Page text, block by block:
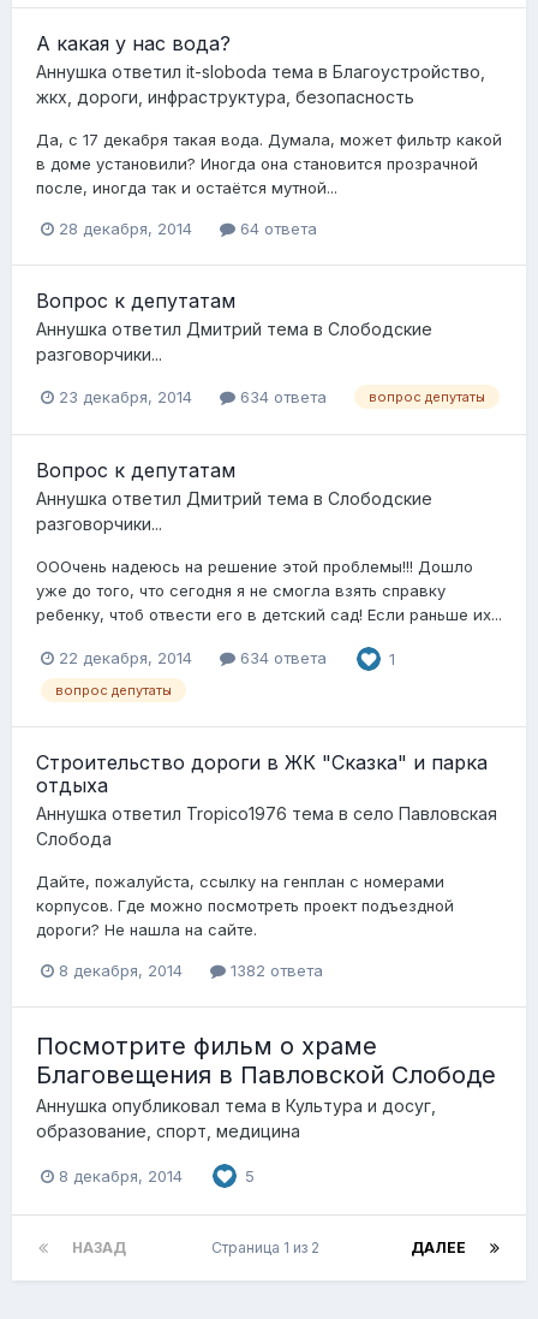
А какая у нас вода?
Аннушка ответил it-sloboda тема в Благоустройство,
жкх, дороги, инфраструктура, безопасность
Да, с 17 декабря такая вода. Думала, может фильтр какой
в доме установили? Иногда она становится прозрачной
после, иногда так и остаётся мутной...
28 декабря, 2014 64 ответа
Вопрос к депутатам
Аннушка ответил Дмитрий тема в Слободские
разговорчики...
23 декабря, 2014 634 ответа вопрос депутаты
Вопрос к депутатам
Аннушка ответил Дмитрий тема в Слободские
разговорчики...
ОООчень надеюсь на решение этой проблемы!!! Дошло
уже до того, что сегодня я не смогла взять справку
ребенку, чтоб отвести его в детский сад! Если раньше их...
22 декабря, 2014 634 ответа 1
вопрос депутаты
Строительство дороги в ЖК "Сказка" и парка
отдыха
Аннушка ответил Tropico1976 тема в село Павловская
Слобода
Дайте, пожалуйста, ссылку на генплан с номерами
корпусов. Где можно посмотреть проект подъездной
дороги? Не нашла на сайте.
8 декабря, 2014 1382 ответа
Посмотрите фильм о храме
Благовещения в Павловской Слободе
Аннушка опубликовал тема в Культура и досуг,
образование, спорт, медицина
8 декабря, 2014 5
НАЗАД ДАЛЕЕ
Страница 1 из 2